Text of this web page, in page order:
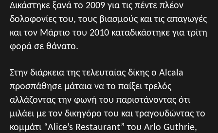
Δικάστηκε ξανά το 2009 για τις πέντε πλέον
δολοφονίες του, τους βιασμούς και τις απαγωγές
και τον Μάρτιο του 2010 καταδικάστηκε για τρίτη
φορά σε θάνατο.
Στην διάρκεια της τελευταίας δίκης ο Alcala
προσπάθησε μάταια να το παίξει τρελός
αλλάζοντας την φωνή του παριστάνοντας ότι
μιλάει με τον δικηγόρο του και τραγουδώντας το
κομμάτι “Alice’s Restaurant” του Arlo Guthrie,